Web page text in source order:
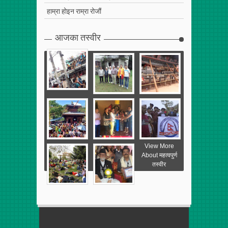
हाम्रा होइन राम्रा रोजौं
आजका तस्वीर
View More
About महत्वपुर्ण
तस्वीर